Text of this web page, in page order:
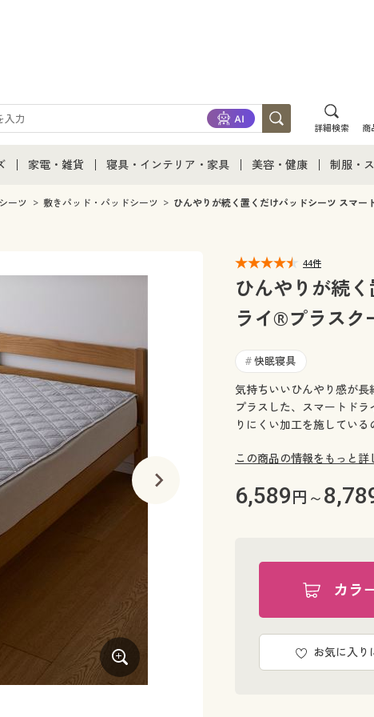
詳細検索 商
通販すべて
下着
家電・雑貨
家電・雑貨すべて
キッチン・雑貨・日用品
寝具・インテリア・家具
寝具・インテリア・家具通販すべて
寝具・ベッド
カーテン・ラグ・ファブリック
美容・健康
美容・健康通販すべて
制服・
制服・
ジュニ
ーツ 敷きパッド・パッドシーツ ひんやりが続く置くだけパッドシーツ スマー
44件
ひんやりが続
ライ®プラスク
# 快眠寝具
気持ちいいひんやり感が
プラスした、スマートド
りにくい加工を施している
この商品の情報をもっと詳
6,589円～
カラ
お気に入り